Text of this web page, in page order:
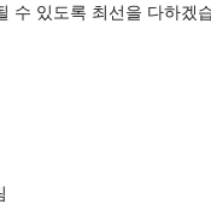
보고, 부계의 텔로미
어 길이와의 연관성을
수 있도록 최선을 다하겠